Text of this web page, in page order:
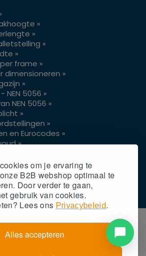
om je ervaring te
B2B webshop optimaal te
Door verder te gaan,
gebruik van cookies.
Lees ons Privacybeleid.
Alles accepteren
»
»
»
»
frame »
dimensioneren »
»
NEN 5056 »
NEN 5056 »
»
»
en Eurocodes »
»
»
je reachtruck »
op palletstellingen »
3 of 4 wielen »